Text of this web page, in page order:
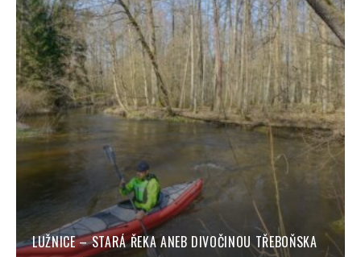
LUŽNICE – STARÁ ŘEKA ANEB DIVOČINOU TŘEBOŇSKA